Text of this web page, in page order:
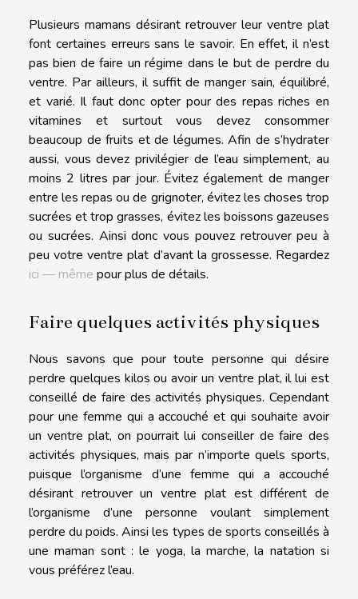
Plusieurs mamans désirant retrouver leur ventre plat
font certaines erreurs sans le savoir. En effet, il n’est
pas bien de faire un régime dans le but de perdre du
ventre. Par ailleurs, il suffit de manger sain, équilibré,
et varié. Il faut donc opter pour des repas riches en
vitamines et surtout vous devez consommer
beaucoup de fruits et de légumes. Afin de s’hydrater
aussi, vous devez privilégier de l’eau simplement, au
moins 2 litres par jour. Évitez également de manger
entre les repas ou de grignoter, évitez les choses trop
sucrées et trop grasses, évitez les boissons gazeuses
ou sucrées. Ainsi donc vous pouvez retrouver peu à
peu votre ventre plat d’avant la grossesse. Regardez
ici — même pour plus de détails.
Faire quelques activités physiques
Nous savons que pour toute personne qui désire
perdre quelques kilos ou avoir un ventre plat, il lui est
conseillé de faire des activités physiques. Cependant
pour une femme qui a accouché et qui souhaite avoir
un ventre plat, on pourrait lui conseiller de faire des
activités physiques, mais par n’importe quels sports,
puisque l’organisme d’une femme qui a accouché
désirant retrouver un ventre plat est différent de
l’organisme d’une personne voulant simplement
perdre du poids. Ainsi les types de sports conseillés à
une maman sont : le yoga, la marche, la natation si
vous préférez l’eau.